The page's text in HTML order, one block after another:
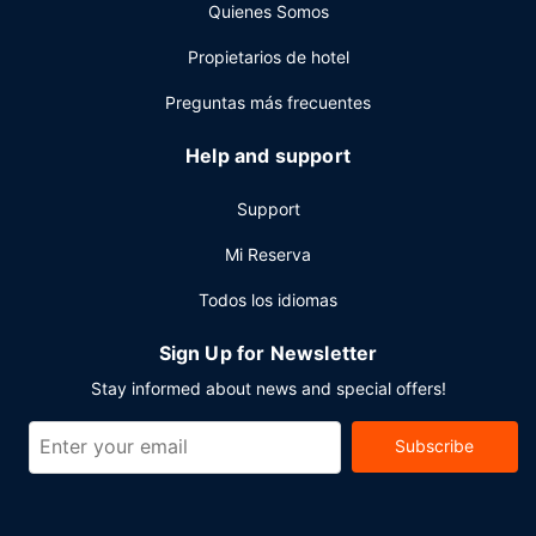
completo todos los días de 06:00 a 11:00 con un coste
Tendrás un centro de negocios, un servicio de recepción
las 24 horas y atención multilingüe a tu disposición.
Quienes Somos
Propietarios de hotel
Preguntas más frecuentes
Help and support
Support
Mi Reserva
Todos los idiomas
Sign Up for Newsletter
Stay informed about news and special offers!
Subscribe